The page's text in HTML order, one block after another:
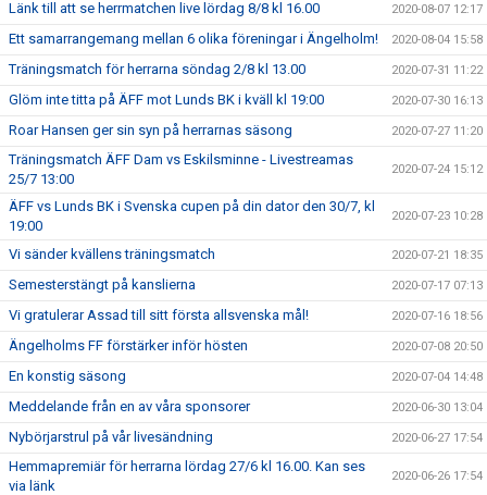
Länk till att se herrmatchen live lördag 8/8 kl 16.00 2020-08-07 12:17
Ett samarrangemang mellan 6 olika föreningar i Ängelholm! 2020-08-04 15:58
Träningsmatch för herrarna söndag 2/8 kl 13.00 2020-07-31 11:22
Glöm inte titta på ÄFF mot Lunds BK i kväll kl 19:00 2020-07-30 16:13
Roar Hansen ger sin syn på herrarnas säsong 2020-07-27 11:20
Träningsmatch ÄFF Dam vs Eskilsminne - Livestreamas
25/7 13:00
2020-07-24 15:12
ÄFF vs Lunds BK i Svenska cupen på din dator den 30/7, kl
19:00
2020-07-23 10:28
Vi sänder kvällens träningsmatch 2020-07-21 18:35
Semesterstängt på kanslierna 2020-07-17 07:13
Vi gratulerar Assad till sitt första allsvenska mål! 2020-07-16 18:56
Ängelholms FF förstärker inför hösten 2020-07-08 20:50
En konstig säsong 2020-07-04 14:48
Meddelande från en av våra sponsorer 2020-06-30 13:04
Nybörjarstrul på vår livesändning 2020-06-27 17:54
Hemmapremiär för herrarna lördag 27/6 kl 16.00. Kan ses
via länk
2020-06-26 17:54